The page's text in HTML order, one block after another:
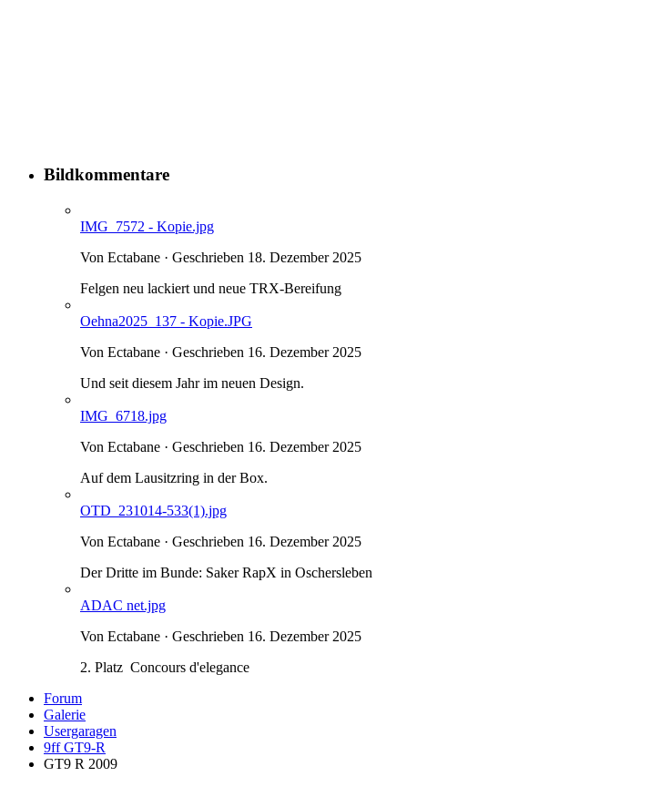
Bildkommentare
IMG_7572 - Kopie.jpg
Von Ectabane · Geschrieben 18. Dezember 2025
Felgen neu lackiert und neue TRX-Bereifung
Oehna2025_137 - Kopie.JPG
Von Ectabane · Geschrieben 16. Dezember 2025
Und seit diesem Jahr im neuen Design.
IMG_6718.jpg
Von Ectabane · Geschrieben 16. Dezember 2025
Auf dem Lausitzring in der Box.
OTD_231014-533(1).jpg
Von Ectabane · Geschrieben 16. Dezember 2025
Der Dritte im Bunde: Saker RapX in Oschersleben
ADAC net.jpg
Von Ectabane · Geschrieben 16. Dezember 2025
2. Platz Concours d'elegance
Forum
Galerie
Usergaragen
9ff GT9-R
GT9 R 2009